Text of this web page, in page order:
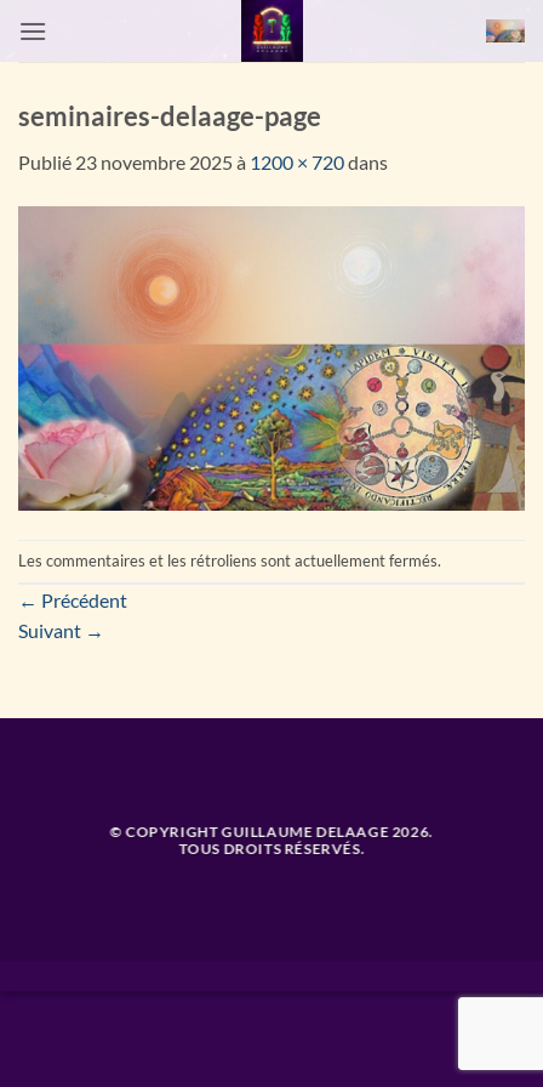
seminaires-delaage-page
Publié 23 novembre 2025à 1200 × 720dans
Les commentaires et les rétroliens sont actuellement fermés.
← Précédent
Suivant →
© COPYRIGHT GUILLAUME DELAAGE 2026.
TOUS DROITS RÉSERVÉS.